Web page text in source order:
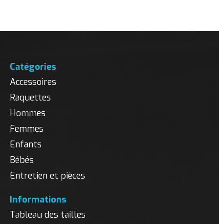
Catégories
Accessoires
Raquettes
Hommes
Femmes
Enfants
Bébés
Entretien et pièces
Informations
Tableau des tailles